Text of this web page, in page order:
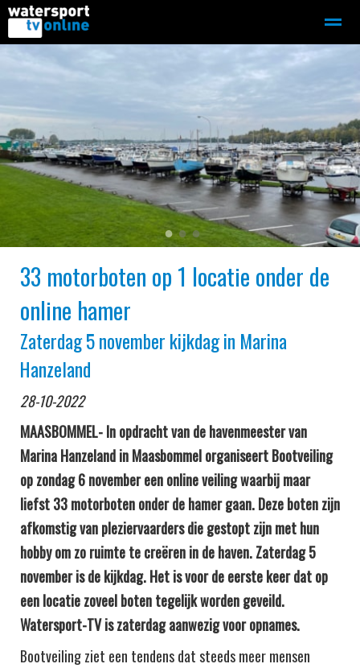
Zeilen Motorboot-sloep Redactie
Home Bellen Zoeken
●●●
33 motorboten op 1 locatie onder de
online hamer
Zaterdag 5 november kijkdag in Marina
Hanzeland
28-10-2022
MAASBOMMEL- In opdracht van de havenmeester van
Marina Hanzeland in Maasbommel organiseert Bootveiling
op zondag 6 november een online veiling waarbij maar
liefst 33 motorboten onder de hamer gaan. Deze boten zijn
afkomstig van pleziervaarders die gestopt zijn met hun
hobby om zo ruimte te creëren in de haven. Zaterdag 5
november is de kijkdag. Het is voor de eerste keer dat op
een locatie zoveel boten tegelijk worden geveild.
Watersport-TV is zaterdag aanwezig voor opnames.
Bootveiling ziet een tendens dat steeds meer mensen